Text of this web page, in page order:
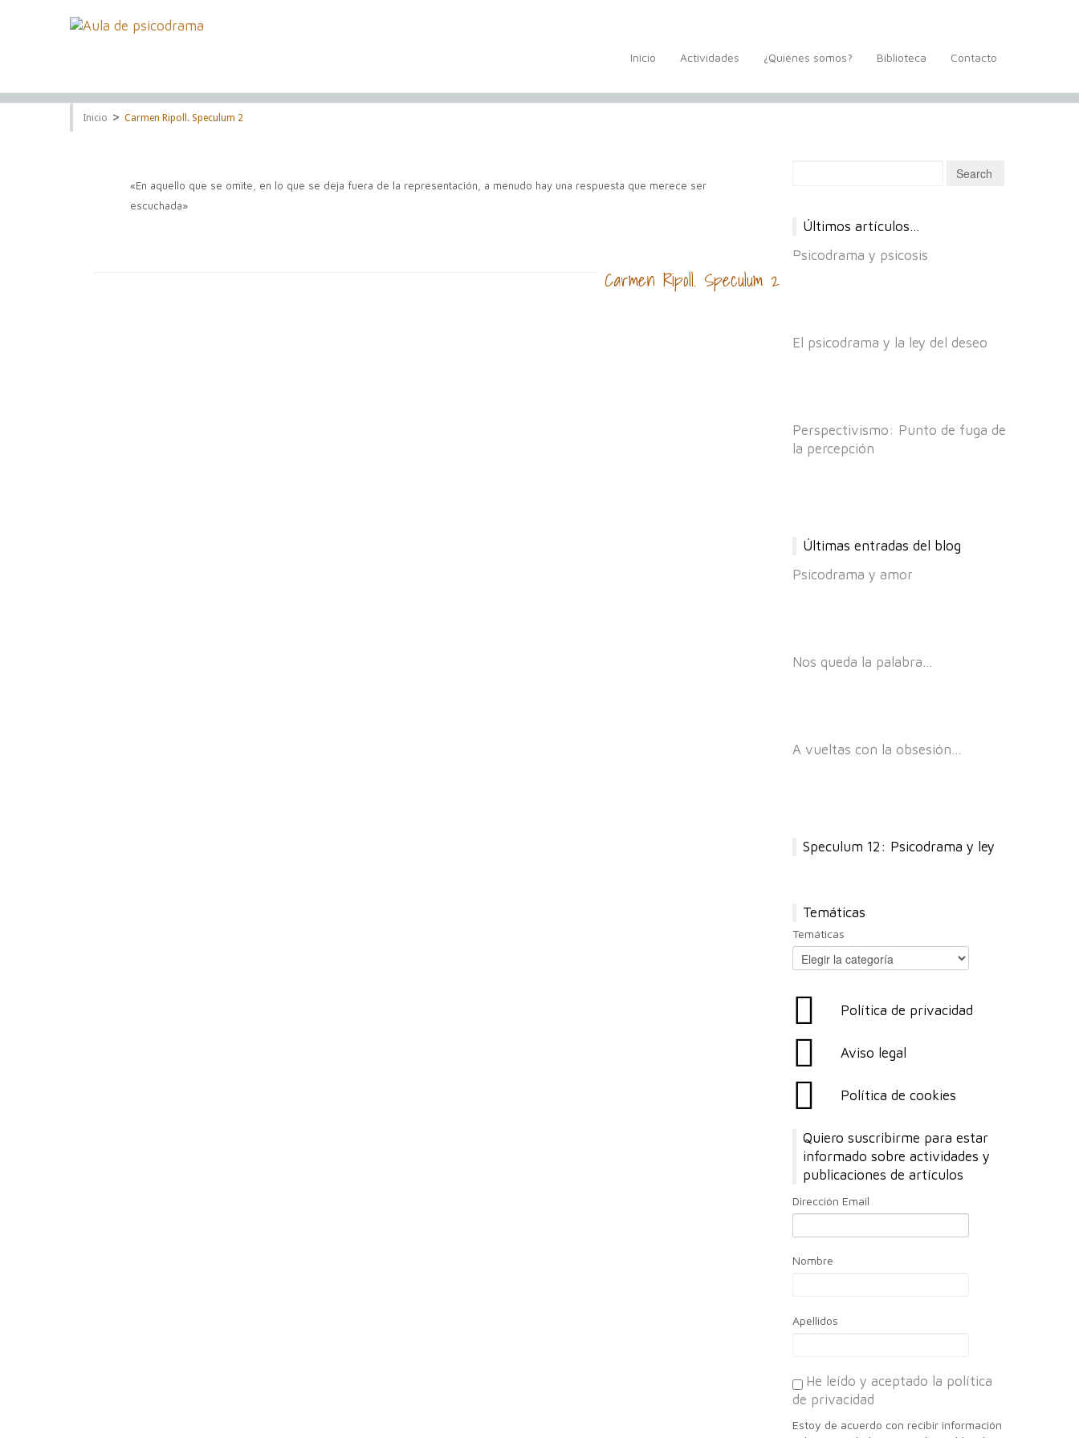
Inicio Actividades ¿Quiénes somos? Biblioteca Contacto
Inicio > Carmen Ripoll. Speculum 2
«En aquello que se omite, en lo que se deja fuera de la representación, a menudo hay una respuesta que merece ser
escuchada»
Carmen Ripoll. Speculum 2
Últimos artículos…
Psicodrama y psicosis
El psicodrama y la ley del deseo
Perspectivismo: Punto de fuga de
la percepción
Últimas entradas del blog
Psicodrama y amor
Nos queda la palabra…
A vueltas con la obsesión…
Speculum 12: Psicodrama y ley
Temáticas
Temáticas
Política de privacidad
Aviso legal
Política de cookies
Quiero suscribirme para estar
informado sobre actividades y
publicaciones de artículos
Dirección Email
Nombre
Apellidos
He leído y aceptado la política
de privacidad
Estoy de acuerdo con recibir información